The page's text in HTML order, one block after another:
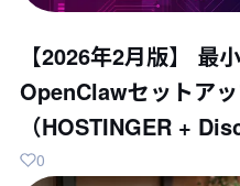
【2026年2月版】 最
OpenClawセットア
（HOSTINGER +
0